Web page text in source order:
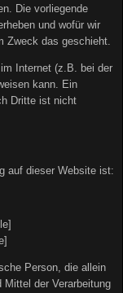
Die vorliegende
und wofür wir
Zweck das geschieht.
Internet (z.B. bei der
kann. Ein
Dritte ist nicht
auf dieser Website ist:
Person, die allein
der Verarbeitung